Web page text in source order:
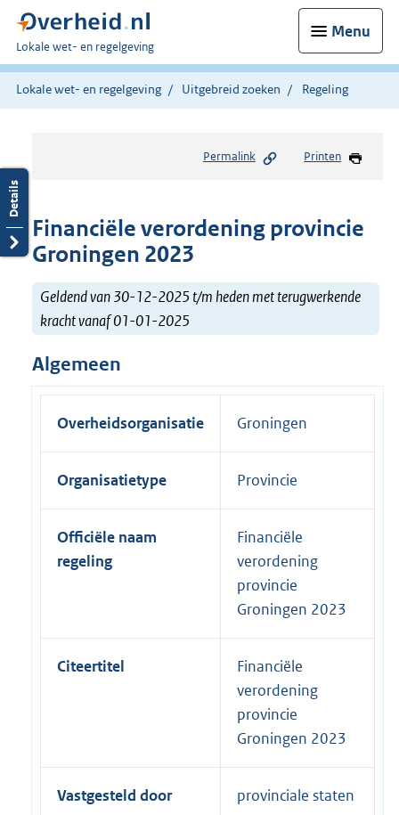
Menu
U
bent
hier:
Lokale wet- en regelgeving
Lokale wet- en regelgeving Uitgebreid zoeken Regeling
Permalink Printen
Financiële verordening provincie
Groningen 2023
Geldend van 30-12-2025 t/m heden met terugwerkende
kracht vanaf 01-01-2025
Algemeen
Overheidsorganisatie Groningen
Organisatietype Provincie
Officiële naam
regeling
Financiële
verordening
provincie
Groningen 2023
Citeertitel
Financiële
verordening
provincie
Groningen 2023
Vastgesteld door provinciale staten